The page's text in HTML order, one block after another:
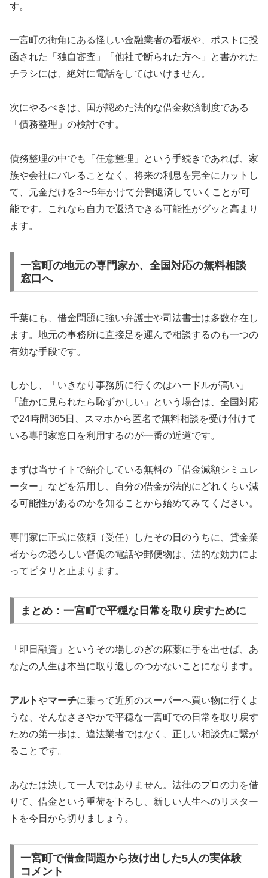
す。
一宮町の街角にある怪しい金融業者の看板や、ポストに投
函された「独自審査」「他社で断られた方へ」と書かれた
チラシには、絶対に電話をしてはいけません。
次にやるべきは、国が認めた法的な借金救済制度である
「債務整理」の検討です。
債務整理の中でも「任意整理」という手続きであれば、家
族や会社にバレることなく、将来の利息を完全にカットし
て、元金だけを3〜5年かけて分割返済していくことが可
能です。これなら自力で返済できる可能性がグッと高まり
ます。
一宮町の地元の専門家か、全国対応の無料相談
窓口へ
千葉にも、借金問題に強い弁護士や司法書士は多数存在し
ます。地元の事務所に直接足を運んで相談するのも一つの
有効な手段です。
しかし、「いきなり事務所に行くのはハードルが高い」
「誰かに見られたら恥ずかしい」という場合は、全国対応
で24時間365日、スマホから匿名で無料相談を受け付けて
いる専門家窓口を利用するのが一番の近道です。
まずは当サイトで紹介している無料の「借金減額シミュレ
ーター」などを活用し、自分の借金が法的にどれくらい減
る可能性があるのかを知ることから始めてみてください。
専門家に正式に依頼（受任）したその日のうちに、貸金業
者からの恐ろしい督促の電話や郵便物は、法的な効力によ
ってピタリと止まります。
まとめ：一宮町で平穏な日常を取り戻すために
「即日融資」というその場しのぎの麻薬に手を出せば、あ
なたの人生は本当に取り返しのつかないことになります。
アルトやマーチに乗って近所のスーパーへ買い物に行くよ
うな、そんなささやかで平穏な一宮町での日常を取り戻す
ための第一歩は、違法業者ではなく、正しい相談先に繋が
ることです。
あなたは決して一人ではありません。法律のプロの力を借
りて、借金という重荷を下ろし、新しい人生へのリスター
トを今日から切りましょう。
一宮町で借金問題から抜け出した5人の実体験
コメント